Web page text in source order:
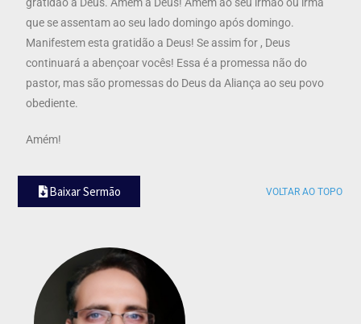
que se assentam ao seu lado domingo após domingo.
Manifestem esta gratidão a Deus! Se assim for , Deus
continuará a abençoar vocês! Essa é a promessa não do
pastor, mas são promessas do Deus da Aliança ao seu povo
obediente.
Amém!
Baixar Sermão VOLTAR AO TOPO